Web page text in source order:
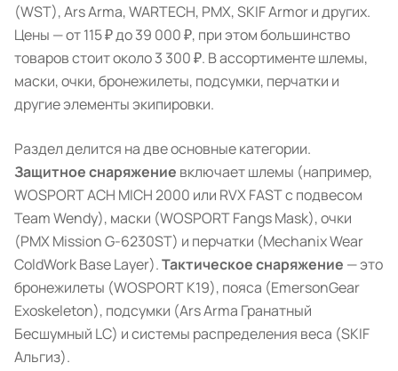
(WST), Ars Arma, WARTECH, PMX, SKIF Armor и других.
Цены — от 115 ₽ до 39 000 ₽, при этом большинство
товаров стоит около 3 300 ₽. В ассортименте шлемы,
маски, очки, бронежилеты, подсумки, перчатки и
другие элементы экипировки.
Раздел делится на две основные категории.
Защитное снаряжение включает шлемы (например,
WOSPORT ACH MICH 2000 или RVX FAST с подвесом
Team Wendy), маски (WOSPORT Fangs Mask), очки
(PMX Mission G-6230ST) и перчатки (Mechanix Wear
ColdWork Base Layer).Тактическое снаряжение — это
бронежилеты (WOSPORT K19), пояса (EmersonGear
Exoskeleton), подсумки (Ars Arma Гранатный
Бесшумный LC) и системы распределения веса (SKIF
Альгиз).